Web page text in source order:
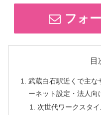
フォ
目
武蔵白石駅近くで主な
ーネット設定・法人向
次世代ワークスタ